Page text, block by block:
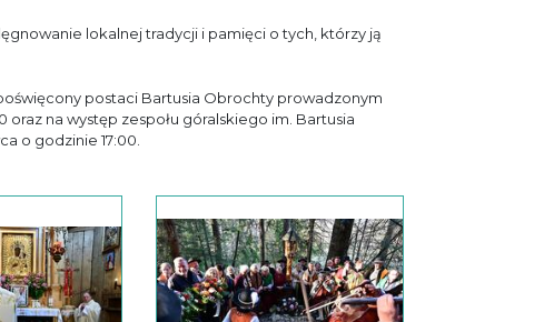
lokalnej tradycji i pamięci o tych, którzy ją
postaci Bartusia Obrochty prowadzonym
na występ zespołu góralskiego im. Bartusia
o godzinie 17:00.